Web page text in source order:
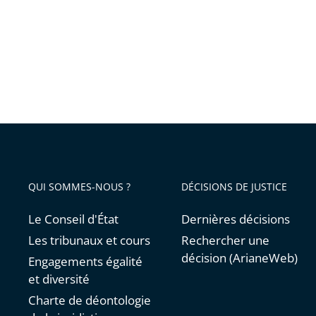
QUI SOMMES-NOUS ?
Le Conseil d'État
Les tribunaux et cours
Engagements égalité
et diversité
Charte de déontologie
DÉCISIONS DE JUSTICE
Dernières décisions
Rechercher une
décision (ArianeWeb)